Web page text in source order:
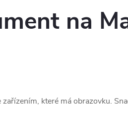
na
které má obrazovku.